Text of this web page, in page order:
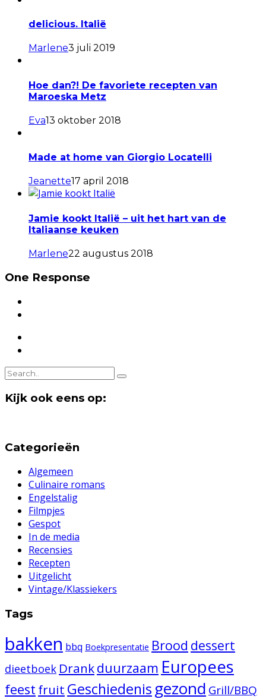
delicious. Italië
Marlene3 juli 2019
Hoe dan?! De favoriete recepten van
Maroeska Metz
Eva13 oktober 2018
Made at home van Giorgio Locatelli
Jeanette17 april 2018
Jamie kookt Italië – uit het hart van de
Italiaanse keuken
Marlene22 augustus 2018
One Response
Kijk ook eens op:
Categorieën
Algemeen
Culinaire romans
Engelstalig
Filmpjes
Gespot
In de media
Recensies
Recepten
Uitgelicht
Vintage/Klassiekers
Tags
bakken bbq Boekpresentatie Brood dessert
dieetboek Drankduurzaam Europees
feest fruit Geschiedenis gezond Grill/BBQ